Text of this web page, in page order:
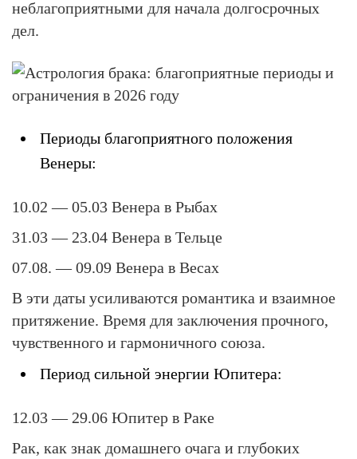
неблагоприятными для начала долгосрочных
дел.
Периоды благоприятного положения
Венеры:
10.02 — 05.03 Венера в Рыбах
31.03 — 23.04 Венера в Тельце
07.08. — 09.09 Венера в Весах
В эти даты усиливаются романтика и взаимное
притяжение. Время для заключения прочного,
чувственного и гармоничного союза.
Период сильной энергии Юпитера:
12.03 — 29.06 Юпитер в Раке
Рак, как знак домашнего очага и глубоких